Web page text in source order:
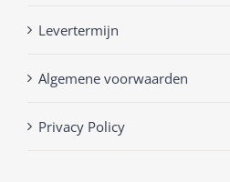
Levertermijn
Algemene voorwaarden
Privacy Policy